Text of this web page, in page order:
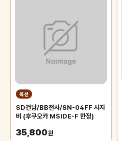
옥션
SD건담/BB전사/SN-04FF 사자
비 (후쿠오카 MSIDE-F 한정)
35,800원